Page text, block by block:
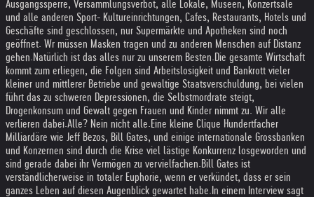
Ausgangssperre, Versammlungsverbot, alle Lokale, Museen, Konzertsäle
und alle anderen Sport- Kultureinrichtungen, Cafes, Restaurants, Hotels und
Geschäfte sind geschlossen, nur Supermärkte und Apotheken sind noch
geöffnet. Wr müssen Masken tragen und zu anderen Menschen auf Distanz
gehen.Natürlich ist das alles nur zu unserem Besten. Die gesamte Wirtschaft
kommt zum erliegen, die Folgen sind Arbeitslosigkeit und Bankrott vieler
kleiner und mittlerer Betriebe und gewaltige Staatsverschuldung, bei vielen
führt das zu schweren Depressionen, die Selbstmordrate steigt,
Drogenkonsum und Gewalt gegen Frauen und Kinder nimmt zu. Wir alle
verlieren dabei.Alle? Nein nicht alle.Eine kleine Clique Hundertfacher
Milliardäre wie Jeff Bezos, Bill Gates, und einige internationale Grossbanken
und Konzernen sind durch die Krise viel lästige Konkurrenz losgeworden und
sind gerade dabei ihr Vermögen zu vervielfachen.Bill Gates ist
verständlicherweise in totaler Euphorie, wenn er verkündet, dass er sein
ganzes Leben auf diesen Augenblick gewartet habe. In einem Interview sagt